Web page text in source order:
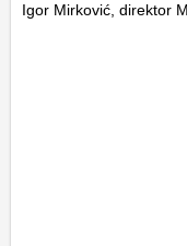
Igor Mirković, direktor